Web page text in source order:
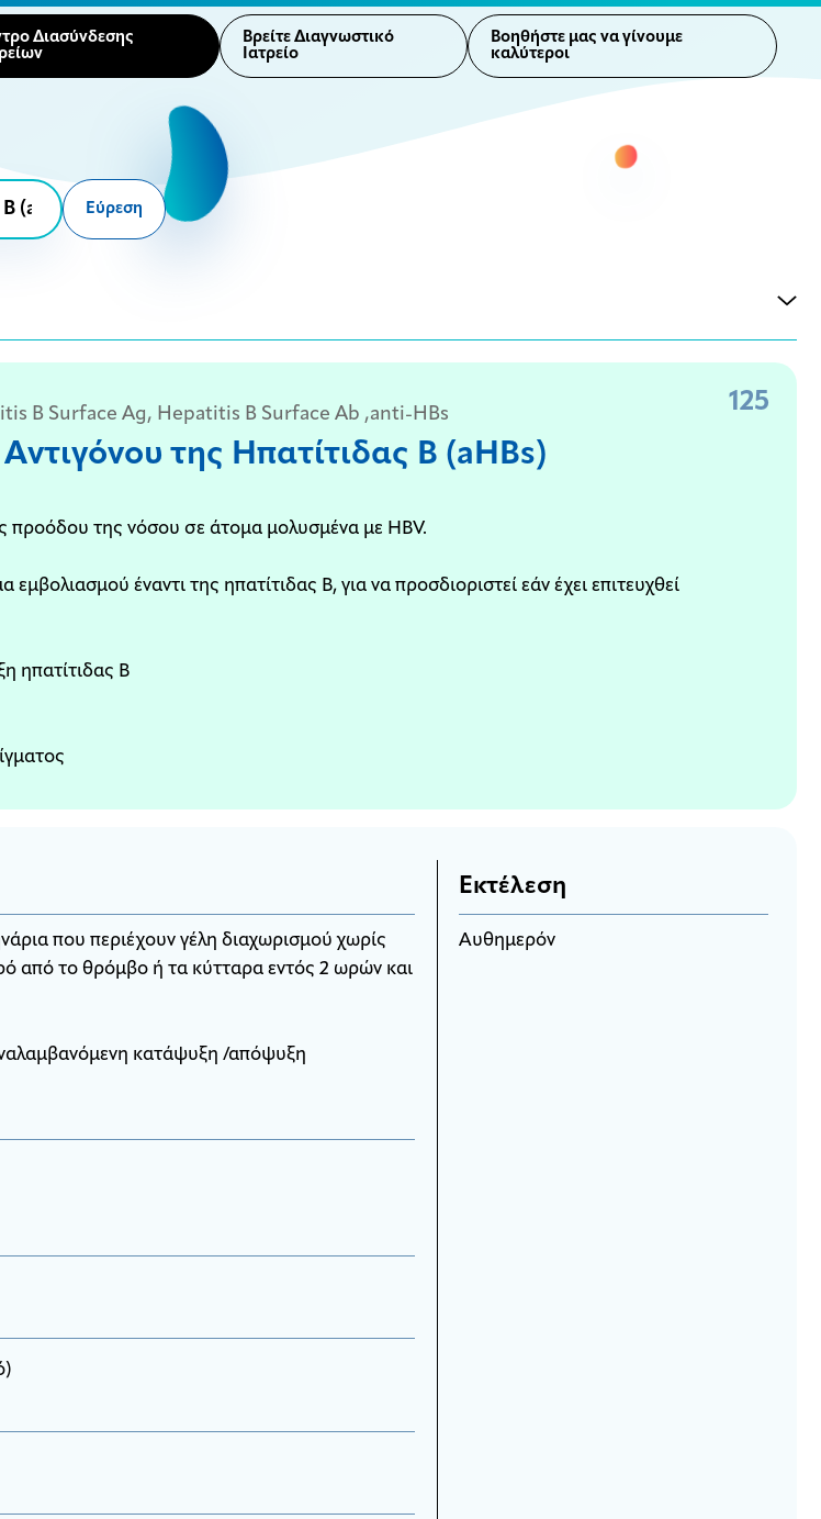
Διασύνδεσης
Βρείτε Διαγνωστικό
Ιατρείο
Βοηθήστε μας να γίνουμε
καλύτεροι
Εύρεση
125
B Surface Ag, Hepatitis B Surface Ab ,anti-HBs
της Ηπατίτιδας B (aHBs)
προόδου της νόσου σε άτομα μολυσμένα με HBV.
έναντι της ηπατίτιδας Β, για να προσδιοριστεί εάν έχει επιτευχθεί
ηπατίτιδας Β
που περιέχουν γέλη διαχωρισμού χωρίς
από το θρόμβο ή τα κύτταρα εντός 2 ωρών και
κατάψυξη /απόψυξη
Εκτέλεση
Αυθημερόν